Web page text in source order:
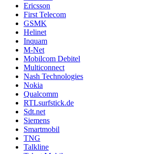
Ericsson
First Telecom
GSMK
Helinet
Inquam
M-Net
Mobilcom Debitel
Multiconnect
Nash Technologies
Nokia
Qualcomm
RTLsurfstick.de
Sdt.net
Siemens
Smartmobil
TNG
Talkline